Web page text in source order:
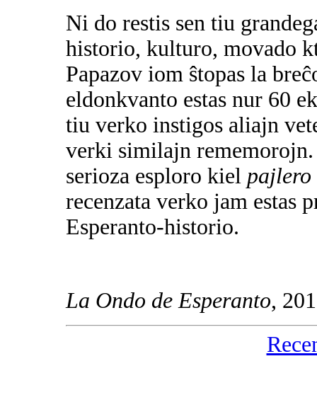
Ni do restis sen tiu
historio, kulturo, movado
Papazov iom ŝtopas la
eldonkvanto estas nur 60
tiu verko instigos aliajn
verki similajn rememorojn.
serioza esploro kiel pajlero
recenzata verko jam estas
Esperanto-historio.
La Ondo de Esperanto,